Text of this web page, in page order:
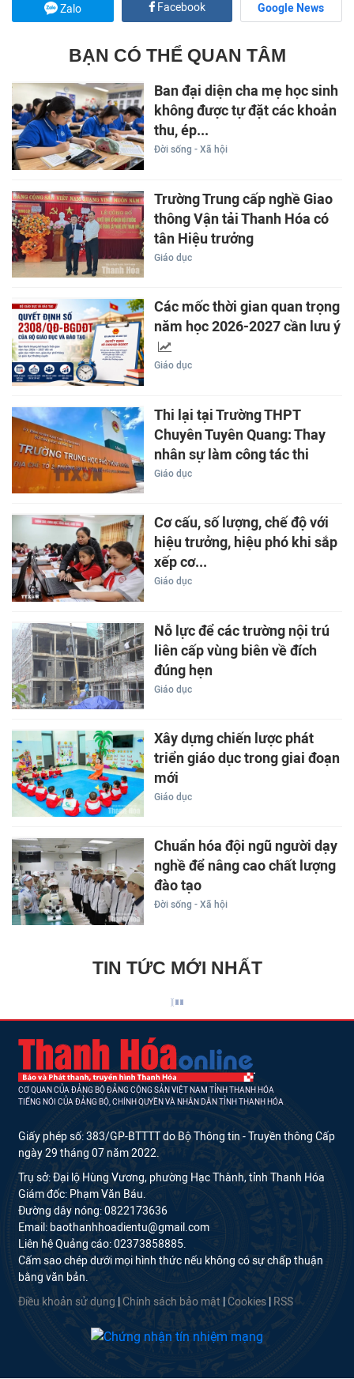
Zalo Facebook Google News
BẠN CÓ THỂ QUAN TÂM
Ban đại diện cha mẹ học sinh
không được tự đặt các khoản
thu, ép...
Đời sống - Xã hội
Trường Trung cấp nghề Giao
thông Vận tải Thanh Hóa có
tân Hiệu trưởng
Giáo dục
Các mốc thời gian quan trọng
năm học 2026-2027 cần lưu ý
Giáo dục
Thi lại tại Trường THPT
Chuyên Tuyên Quang: Thay
nhân sự làm công tác thi
Giáo dục
Cơ cấu, số lượng, chế độ với
hiệu trưởng, hiệu phó khi sắp
xếp cơ...
Giáo dục
Nỗ lực để các trường nội trú
liên cấp vùng biên về đích
đúng hẹn
Giáo dục
Xây dựng chiến lược phát
triển giáo dục trong giai đoạn
mới
Giáo dục
Chuẩn hóa đội ngũ người dạy
nghề để nâng cao chất lượng
đào tạo
Đời sống - Xã hội
TIN TỨC MỚI NHẤT
CƠ QUAN CỦA ĐẢNG BỘ ĐẢNG CỘNG SẢN VIỆT NAM TỈNH THANH HÓA
TIẾNG NÓI CỦA ĐẢNG BỘ, CHÍNH QUYỀN VÀ NHÂN DÂN TỈNH THANH HÓA
Giấy phép số: 383/GP-BTTTT do Bộ Thông tin - Truyền thông Cấp
ngày 29 tháng 07 năm 2022.
Trụ sở: Đại lộ Hùng Vương, phường Hạc Thành, tỉnh Thanh Hóa
Giám đốc: Phạm Văn Báu.
Đường dây nóng: 0822173636
Email: baothanhhoadientu@gmail.com
Liên hệ Quảng cáo: 02373858885.
Cấm sao chép dưới mọi hình thức nếu không có sự chấp thuận
bằng văn bản.
Điều khoản sử dụng Chính sách bảo mật Cookies RSS